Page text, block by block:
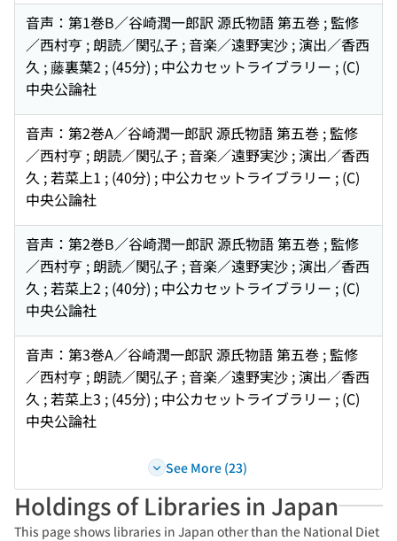
音声：第1巻B／谷崎潤一郎訳 源氏物語 第五巻 ; 監修
／西村亨 ; 朗読／関弘子 ; 音楽／遠野実沙 ; 演出／香西
久 ; 藤裏葉2 ; (45分) ; 中公カセットライブラリー ; (C)
中央公論社
音声：第2巻A／谷崎潤一郎訳 源氏物語 第五巻 ; 監修
／西村亨 ; 朗読／関弘子 ; 音楽／遠野実沙 ; 演出／香西
久 ; 若菜上1 ; (40分) ; 中公カセットライブラリー ; (C)
中央公論社
音声：第2巻B／谷崎潤一郎訳 源氏物語 第五巻 ; 監修
／西村亨 ; 朗読／関弘子 ; 音楽／遠野実沙 ; 演出／香西
久 ; 若菜上2 ; (40分) ; 中公カセットライブラリー ; (C)
中央公論社
音声：第3巻A／谷崎潤一郎訳 源氏物語 第五巻 ; 監修
／西村亨 ; 朗読／関弘子 ; 音楽／遠野実沙 ; 演出／香西
久 ; 若菜上3 ; (45分) ; 中公カセットライブラリー ; (C)
中央公論社
See More (23)
Holdings of Libraries in Japan
This page shows libraries in Japan other than the National Diet